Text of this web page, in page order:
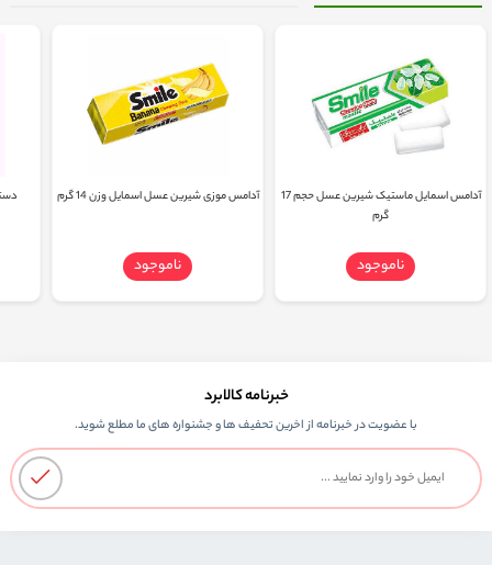
آدامس اسمایل ماستیک شیرین عسل حجم 17
گرم
ناموجود
آدامس موزی شیرین عسل اسمایل وزن 14 گرم
ناموجود
خبرنامه کالابرد
با عضویت در خبرنامه از اخرین تحفیف ها و جشنواره های ما مطلع شوید.